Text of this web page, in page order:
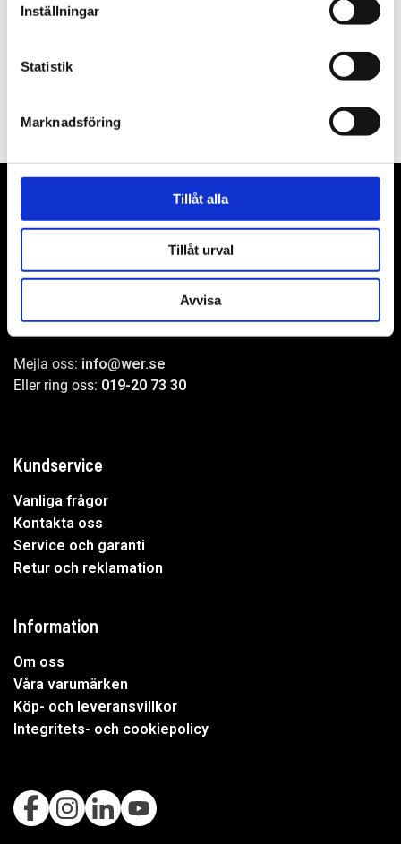
Inställningar
Statistik
Marknadsföring
Tillåt alla
Tillåt urval
Avvisa
Adress: Elementvägen 7, 702 27 Örebro
Undrar du över något?
Mejla oss: info@wer.se
Eller ring oss: 019-20 73 30
Kundservice
Vanliga frågor
Kontakta oss
Service och garanti
Retur och reklamation
Information
Om oss
Våra varumärken
Köp- och leveransvillkor
Integritets- och cookiepolicy